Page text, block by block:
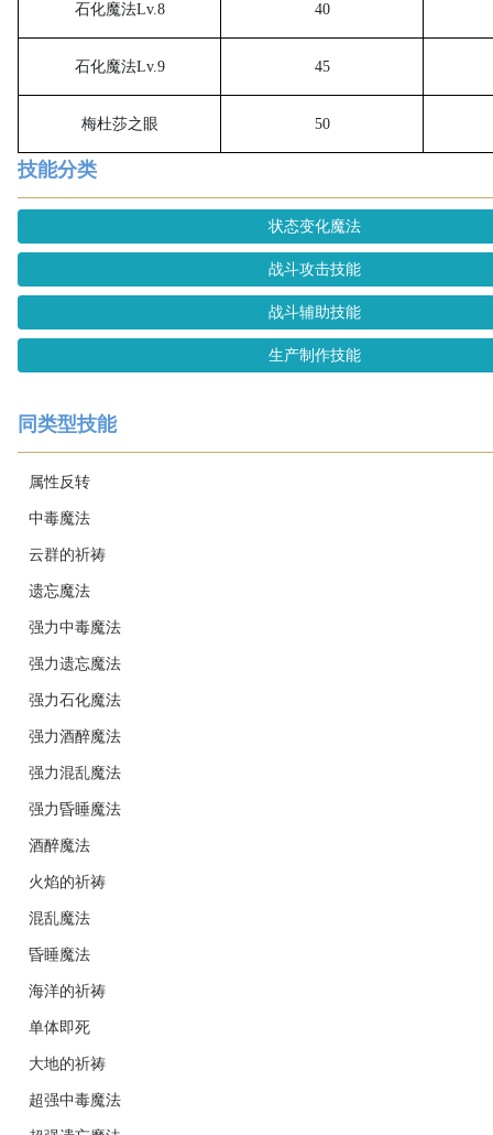
石化魔法Lv.8 40
石化魔法Lv.9 45
梅杜莎之眼 50
技能分类
状态变化魔法
战斗攻击技能
战斗辅助技能
生产制作技能
同类型技能
属性反转
中毒魔法
云群的祈祷
遗忘魔法
强力中毒魔法
强力遗忘魔法
强力石化魔法
强力酒醉魔法
强力混乱魔法
强力昏睡魔法
酒醉魔法
火焰的祈祷
混乱魔法
昏睡魔法
海洋的祈祷
单体即死
大地的祈祷
超强中毒魔法